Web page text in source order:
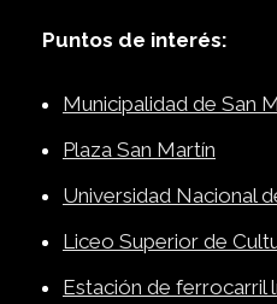
Puntos de interés:
Municipalidad de San
Plaza San Martín
Universidad Nacional
Liceo Superior de
Estación de ferrocarril